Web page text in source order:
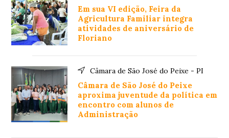
Em sua VI edição, Feira da
Agricultura Familiar integra
atividades de aniversário de
Floriano
Câmara de São José do Peixe - PI
Câmara de São José do Peixe
aproxima juventude da política em
encontro com alunos de
Administração